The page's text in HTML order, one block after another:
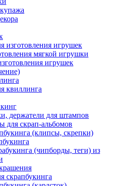
изготовления игрушек
мягкой игрушки
игрушек
квиллинга
держатели для штампов
для скрап-альбомов
(клипсы, скрепки)
(чипборды, теги) из
скрапбукинга